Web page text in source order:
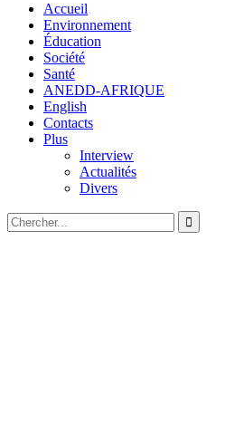
Accueil
Environnement
Éducation
Société
Santé
ANEDD-AFRIQUE
English
Contacts
Plus
Interview
Actualités
Divers